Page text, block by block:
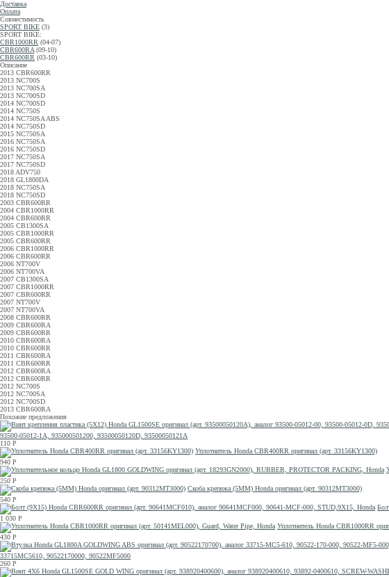
Доставка
Оплата
Совместимость
SPORT BIKE (3)
SPORT BIKE:
CBR1000RR (04-07)
CBR600RA (09-10)
CBR600RR (03-10)
Описание
2013 CBR600RR
2013 NC700S
2013 NC700SA
2013 NC700SD
2014 NC700SD
2014 NC750S
2014 NC750SA ABS
2014 NC750SD
2015 NC750SA
2016 NC750SA
2016 NC750SD
2017 NC750SA
2017 NC750SD
2018 ADV750
2018 GL1800DA
2018 NC750SA
2018 NC750SD
2003 CBR600RR
2004 CBR1000RR
2004 CBR600RR
2005 CB1300SA
2005 CBR1000RR
2005 CBR600RR
2006 CBR1000RR
2006 CBR600RR
2006 NT700V
2006 NT700VA
2007 CB1300SA
2007 CBR1000RR
2007 CBR600RR
2007 NT700V
2007 NT700VA
2008 CBR600RR
2009 CBR600RA
2009 CBR600RR
2010 CBR600RA
2010 CBR600RR
2011 CBR600RA
2011 CBR600RR
2012 CBR600RA
2012 CBR600RR
2012 NC700S
2012 NC700SA
2012 NC700SD
2013 CBR600RA
Похожие предложения
93500-05012-1A, 935000501200, 93500050120D, 93500050121A
110 Р
Уплотнитель Honda CBR400RR оригинал (арт. 33156KY1300)
940 Р
250 Р
Скоба крепежа (5MM) Honda оригинал (арт. 90312MT3000)
540 Р
1 030 Р
Уплотнитель Honda CBR1000RR
430 Р
33715MC5610, 90522170000, 90522MF5000
260 Р